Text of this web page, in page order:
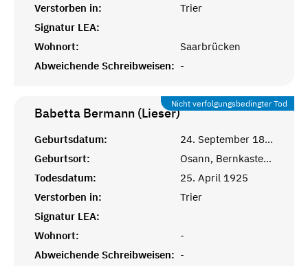
Verstorben in:
Trier
Signatur LEA:
Wohnort:
Saarbrücken
Abweichende Schreibweisen: -
Nicht verfolgungsbedingter Tod
Babetta Bermann (Lieser)
Geburtsdatum:
24. September 1854
Geburtsort:
Osann, Bernkastel-Wittlich
Todesdatum:
25. April 1925
Verstorben in:
Trier
Signatur LEA:
Wohnort:
-
Abweichende Schreibweisen: -